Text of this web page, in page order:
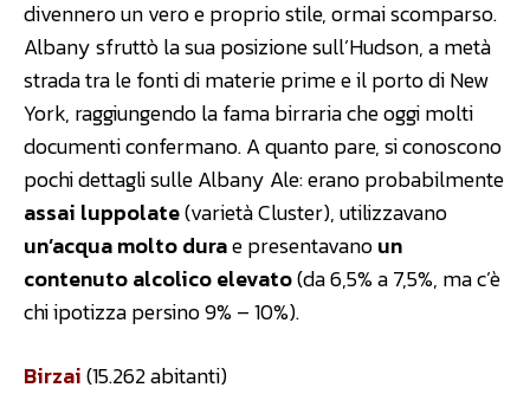
divennero un vero e proprio stile, ormai scomparso.
Albany sfruttò la sua posizione sull’Hudson, a metà
strada tra le fonti di materie prime e il porto di New
York, raggiungendo la fama birraria che oggi molti
documenti confermano. A quanto pare, si conoscono
pochi dettagli sulle Albany Ale: erano probabilmente
assai luppolate(varietà Cluster), utilizzavano
un’acqua molto durae presentavanoun
contenuto alcolico elevato(da 6,5% a 7,5%, ma c’è
chi ipotizza persino 9% – 10%).
Birzai(15.262 abitanti)